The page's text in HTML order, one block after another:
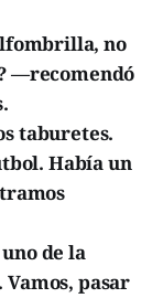
no
—recomendó
taburetes.
Había un
de la
pasar